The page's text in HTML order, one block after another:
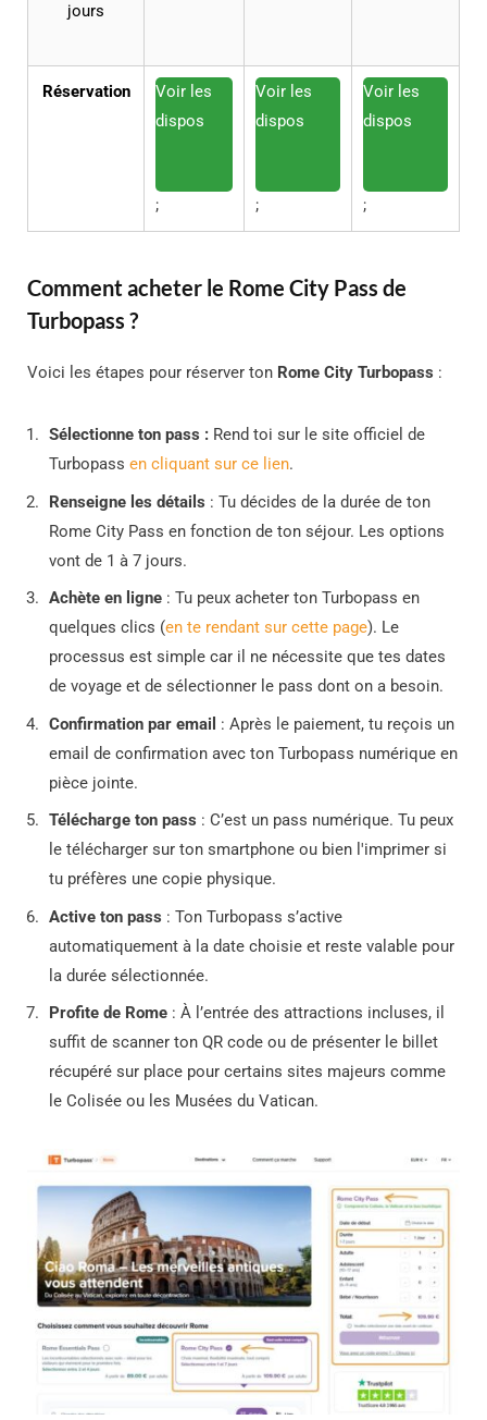
jours
Réservation
Voir les
dispos
;
Voir les
dispos
;
Voir les
dispos
;
Comment acheter le Rome City Pass de
Turbopass ?
Voici les étapes pour réserver ton Rome City Turbopass :
Sélectionne ton pass : Rend toi sur le site officiel de
Turbopass en cliquant sur ce lien.
Renseigne les détails : Tu décides de la durée de ton
Rome City Pass en fonction de ton séjour. Les options
vont de 1 à 7 jours.
Achète en ligne : Tu peux acheter ton Turbopass en
quelques clics (en te rendant sur cette page). Le
processus est simple car il ne nécessite que tes dates
de voyage et de sélectionner le pass dont on a besoin.
Confirmation par email : Après le paiement, tu reçois un
email de confirmation avec ton Turbopass numérique en
pièce jointe.
Télécharge ton pass : C’est un pass numérique. Tu peux
le télécharger sur ton smartphone ou bien l'imprimer si
tu préfères une copie physique.
Active ton pass : Ton Turbopass s’active
automatiquement à la date choisie et reste valable pour
la durée sélectionnée.
Profite de Rome : À l’entrée des attractions incluses, il
suffit de scanner ton QR code ou de présenter le billet
récupéré sur place pour certains sites majeurs comme
le Colisée ou les Musées du Vatican.